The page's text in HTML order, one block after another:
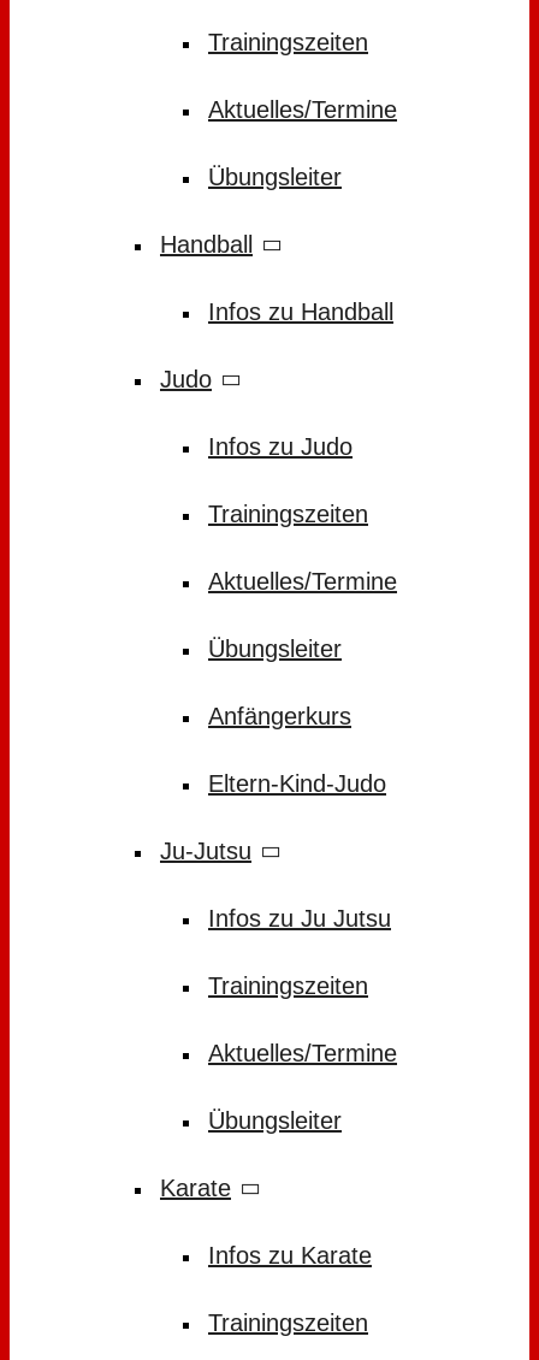
Trainingszeiten
Aktuelles/Termine
Übungsleiter
Handball
Infos zu Handball
Judo
Infos zu Judo
Trainingszeiten
Aktuelles/Termine
Übungsleiter
Anfängerkurs
Eltern-Kind-Judo
Ju-Jutsu
Infos zu Ju Jutsu
Trainingszeiten
Aktuelles/Termine
Übungsleiter
Karate
Infos zu Karate
Trainingszeiten